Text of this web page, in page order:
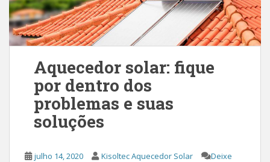
Aquecedor solar: fique
por dentro dos
problemas e suas
soluções
julho 14, 2020 Kisoltec Aquecedor Solar
Deixe